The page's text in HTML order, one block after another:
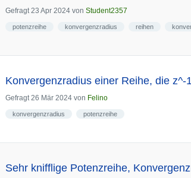
Gefragt 23 Apr 2024 von Student2357
potenzreihe konvergenzradius reihen
Konvergenzradius einer Reihe, die z^-
Gefragt 26 Mär 2024 von Felino
konvergenzradius potenzreihe
Sehr knifflige Potenzreihe,